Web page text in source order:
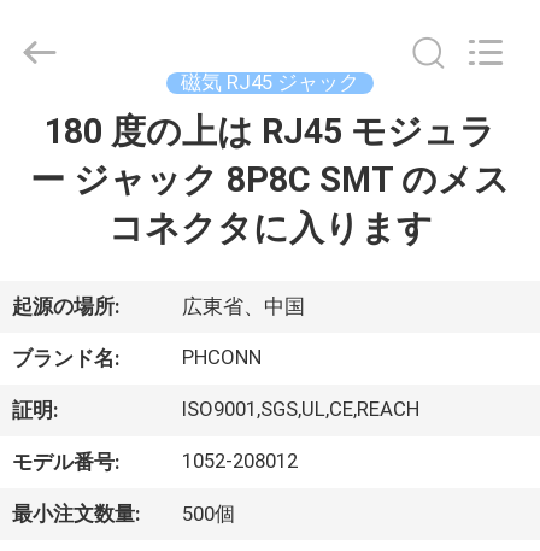
ダ
ク
ト
私
2015
Electronics
Rights
磁気 RJ45 ジャック
180 度の上は RJ45 モジュラ
ー ジャック 8P8C SMT のメス
コネクタに入ります
起源の場所: 広東省、中国
ブランド名: PHCONN
証明: ISO9001,SGS,UL,CE,REACH
モデル番号: 1052-208012
最小注文数量: 500個